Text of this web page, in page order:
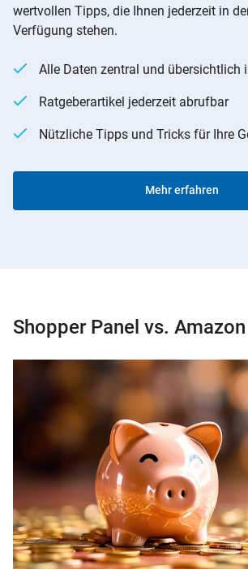
wertvollen Tipps, die Ihnen jederzeit in
Verfügung stehen.
Alle Daten zentral und übersichtlich
Ratgeberartikel jederzeit abrufbar
Nützliche Tipps und Tricks für Ihre
Mehr erfahren
Shopper Panel vs.